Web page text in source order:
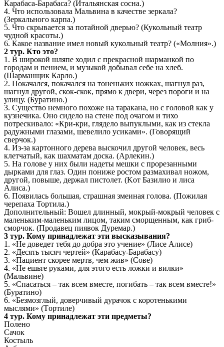
Карабаса-Барабаса? (Итальянская сосна.)
4. Что использовала Мальвина в качестве зеркала?
(Зеркального карпа.)
5. Что скрывается за потайной дверью? (Кукольный театр
чудной красоты.)
6. Какое название имел новый кукольный театр? («Молния».)
2 тур. Кто это?
1. В широкой шляпе ходил с прекрасной шарманкой по
городам и пением, и музыкой добывал себе на хлеб.
(Шарманщик Карло.)
2. Покачался, покачался на тоненьких ножках, шагнул раз,
шагнул другой, скок-скок, прямо к двери, через пороги и на
улицу. (Буратино.)
3. Существо немного похоже на таракана, но с головой как у
кузнечика. Оно сидело на стене под очагом и тихо
потрескивало: «Кри-кри, глядело выпуклыми, как из стекла
радужными глазами, шевелило усиками». (Говорящий
сверчок.)
4. Из-за картонного дерева выскочил другой человек, весь
клетчатый, как шахматам доска. (Арлекин.)
5. На голове у них были надеты мешки с прорезанными
дырками для глаз. Один пониже ростом размахивал ножом,
другой, повыше, держал пистолет. (Koт Базилио и лиса
Алиса.)
6. Появилась большая, страшная змеиная голова. (Пожилая
черепаха Тортила.)
Дополнительный: Вошел длинный, мокрый-мокрый человек с
маленьким-маленьким лицом, таким сморщенным, как гриб-
сморчок. (Продавец пиявок Дуремар.)
3 тур. Кому принадлежат эти высказывания?
1. «Не доведет тебя до добра это учение» (Лисе Алисе)
2. «Десять тысяч чертей» (Карабасу-Барабасу)
3. «Пациент скорее мертв, чем жив» (Сове)
4. «Не ешьте руками, для этого есть ложки и вилки»
(Мальвине)
5. «Спасаться – так всем вместе, погибать – так всем вместе!»
(Буратино)
6. «Безмозглый, доверчивый дурачок с коротенькими
мыслями» (Тopтиле)
4 тур. Кому принадлежат эти предметы?
Полено
Сачок
Костыль